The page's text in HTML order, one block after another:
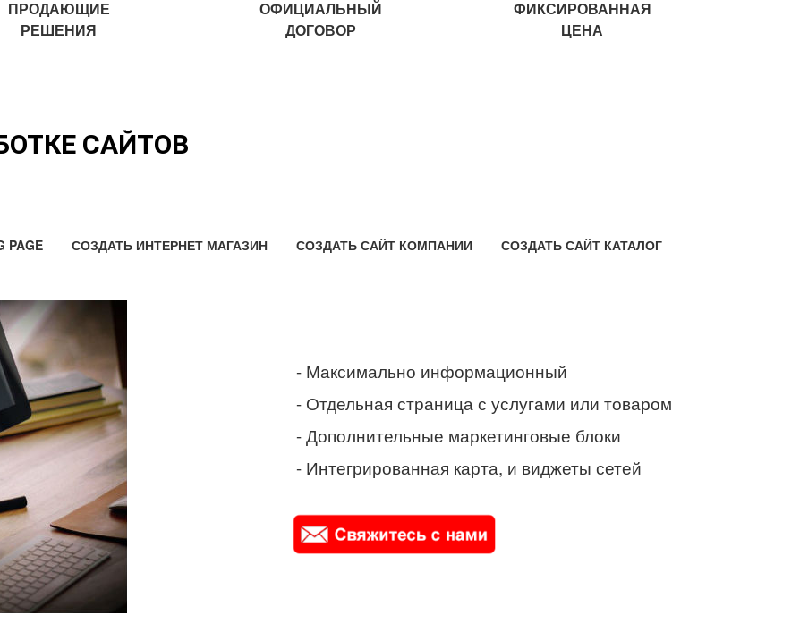
ПРОДАЮЩИЕ
РЕШЕНИЯ
ОФИЦИАЛЬНЫЙ
ДОГОВОР
ФИКСИРОВАННАЯ
ЦЕНА
САЙТОВ
PAGE СОЗДАТЬ ИНТЕРНЕТ МАГАЗИН СОЗДАТЬ САЙТ КОМПАНИИ СОЗДАТЬ САЙТ КАТАЛОГ
- Максимально информационный
- Отдельная страница с услугами или товаром
- Дополнительные маркетинговые блоки
- Интегрированная карта, и виджеты сетей